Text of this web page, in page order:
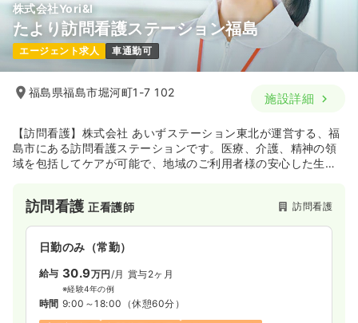
株式会社Yori&I
たより訪問看護ステーション福島
エージェント求人 車通勤可
福島県福島市堀河町1-7 102 施設詳細
【訪問看護】株式会社 あいずステーション東北が運営する、福
島市にある訪問看護ステーションです。医療、介護、精神の領
域を包括してケアが可能で、地域のご利用者様の安心した生活
ッチして」という理念を胸に、病気や障がいがある方でも自宅
で過ごしたい、最期は自宅で過ごしたい、というご利用者さ
ま・ご家族さまの願いに寄り添った看護・サービスを大切にし
ています。
訪問看護正看護師 訪問看護
日勤のみ（常勤）
給与 30.9万円/月 賞与2ヶ月
※経験4年の例
時間 9:00～18:00 （休憩60分）